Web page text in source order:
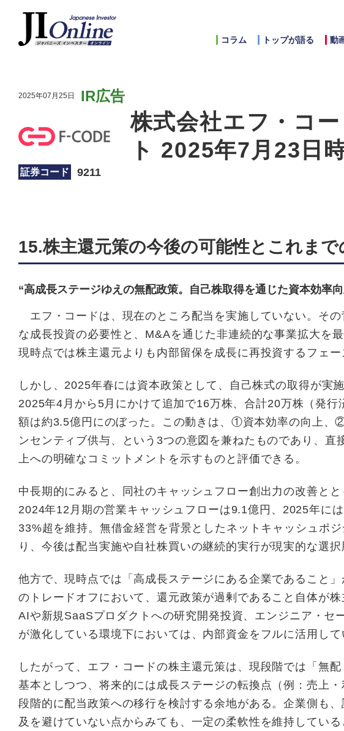
コラム トップが語る 動
2025年07月25日 IR広告
株式会社エフ・コ
ト 2025年7月23日時
証券コード 9211
15.株主還元策の今後の可能性とこれまで
“高成長ステージゆえの無配政策。自己株取得を通じた資本効率
エフ・コードは、現在のところ配当を実施していない。そ
な成長投資の必要性と、M&Aを通じた非連続的な事業拡大を
現時点では株主還元よりも内部留保を成長に再投資するフェー
しかし、2025年春には資本政策として、自己株式の取得が実
2025年4月から5月にかけて追加で16万株、合計20万株（発
額は約3.5億円にのぼった。この動きは、①資本効率の向上
ンセンティブ供与、という3つの意図を兼ねたものであり、直
上への明確なコミットメントを示すものと評価できる。
中長期的にみると、同社のキャッシュフロー創出力の改善と
2024年12月期の営業キャッシュフローは9.1億円、2025年に
33%超を維持。無借金経営を背景としたネットキャッシュポ
り、今後は配当実施や自社株買いの継続的実行が現実的な選択
他方で、現時点では「高成長ステージにある企業であること
のトレードオフにおいて、還元政策が過剰であること自体が
AIや新規SaaSプロダクトへの研究開発投資、エンジニア・セ
が激化している環境下においては、内部資金をフルに活用して
したがって、エフ・コードの株主還元策は、現段階では「無
基本としつつ、将来的には成長ステージの転換点（例：売上
段階的に配当政策への移行を検討する余地がある。企業側も
及を避けていない点からみても、一定の柔軟性を維持している